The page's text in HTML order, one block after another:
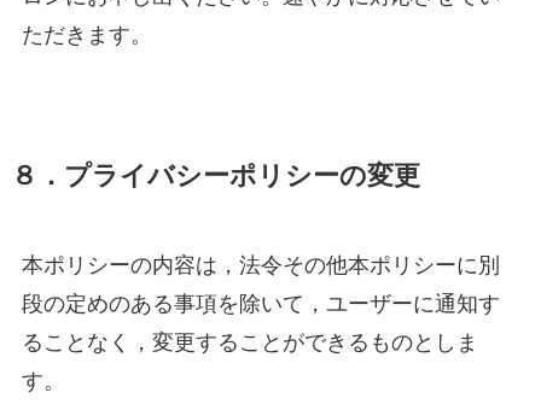
ただきます。
８．プライバシーポリシーの変更
本ポリシーの内容は，法令その他本ポリシーに別
段の定めのある事項を除いて，ユーザーに通知す
ることなく，変更することができるものとしま
す。